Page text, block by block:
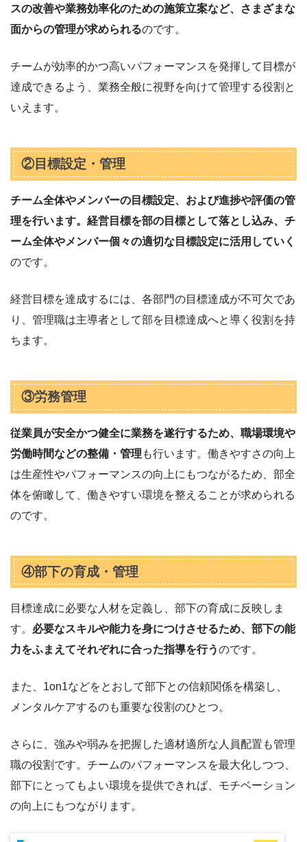
スの改善や業務効率化のための施策立案など、さまざまな
面からの管理が求められるのです。
チームが効率的かつ高いパフォーマンスを発揮して目標が
達成できるよう、業務全般に視野を向けて管理する役割と
いえます。
②目標設定・管理
チーム全体やメンバーの目標設定、および進捗や評価の管
理を行います。経営目標を部の目標として落とし込み、チ
ーム全体やメンバー個々の適切な目標設定に活用していく
のです。
経営目標を達成するには、各部門の目標達成が不可欠であ
り、管理職は主導者として部を目標達成へと導く役割を持
ちます。
③労務管理
従業員が安全かつ健全に業務を遂行するため、職場環境や
労働時間などの整備・管理 も行います。働きやすさの向上
は生産性やパフォーマンスの向上にもつながるため、部全
体を俯瞰して、働きやすい環境を整えることが求められる
のです。
④部下の育成・管理
目標達成に必要な人材を定義し、部下の育成に反映しま
す。 必要なスキルや能力を身につけさせるため、部下の能
力をふまえてそれぞれに合った指導を行うのです。
また、1on1などをとおして部下との信頼関係を構築し、
メンタルケアするのも重要な役割のひとつ。
さらに、強みや弱みを把握した適材適所な人員配置も管理
職の役割です。チームのパフォーマンスを最大化しつつ、
部下にとってもよい環境を提供できれば、モチベーション
の向上にもつながります。